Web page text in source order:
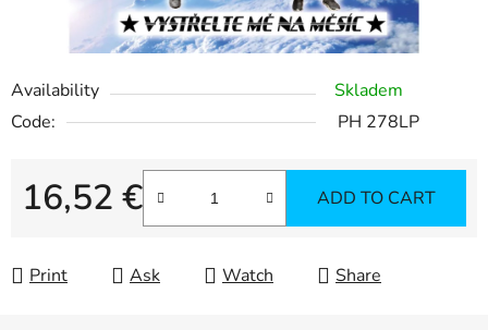
Availability
Skladem
Code:
PH 278LP
16,52 € ADD TO CART
Print Ask Watch Share